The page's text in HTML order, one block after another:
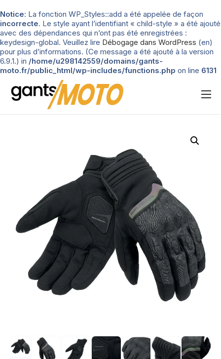
Notice: La fonction WP_Styles::add a été appelée de façon
incorrecte. Le style ayant l’identifiant « child-style » a été ajouté
avec des dépendances qui n’ont pas été enregistrées :
keydesign-global. Veuillez lire Débogage dans WordPress (en)
pour plus d’informations. (Ce message a été ajouté à la version
6.9.1.) in /home/u298142559/domains/gants-
moto.fr/public_html/wp-includes/functions.php on line 6131
Nos tests